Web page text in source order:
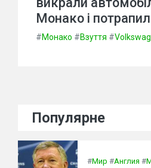
Монако і
#Монако #Взуття #
Популярне
#Мир #Англия #